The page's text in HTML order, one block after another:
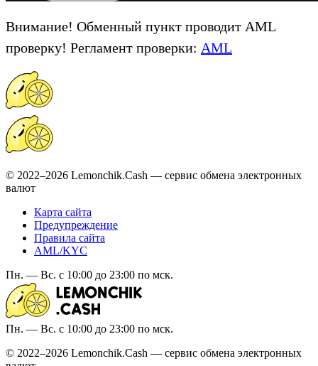
Внимание! Обменный пункт проводит AML
проверку! Регламент проверки: AML
© 2022–2026 Lemonchik.Cash — сервис обмена электронных
валют
Карта сайта
Предупреждение
Правила сайта
AML/KYC
Пн. — Вс. с 10:00 до 23:00 по мск.
Пн. — Вс. с 10:00 до 23:00 по мск.
© 2022–2026 Lemonchik.Cash — сервис обмена электронных